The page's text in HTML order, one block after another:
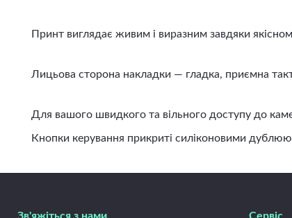
Принт виглядає живим і виразним завдяки
Лицьова сторона накладки — гладка, приємна
Для вашого швидкого та вільного доступу до
Кнопки керування прикриті силіконовими